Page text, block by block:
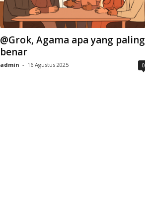
@Grok, Agama apa yang paling
benar
admin - 16 Agustus 2025 0